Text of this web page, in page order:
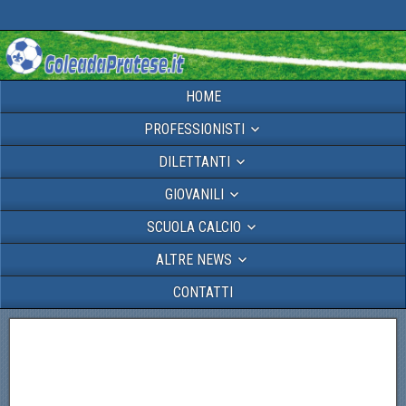
HOME
PROFESSIONISTI
DILETTANTI
GIOVANILI
SCUOLA CALCIO
ALTRE NEWS
CONTATTI